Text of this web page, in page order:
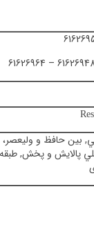
بين حافظ و
پالايش و پخش, طبقه